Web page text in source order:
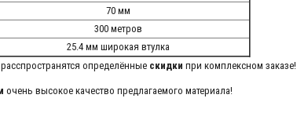
70 мм
300 метров
25.4 мм широкая втулка
определённые скидки при комплексном заказе!
очень высокое качество предлагаемого материала!